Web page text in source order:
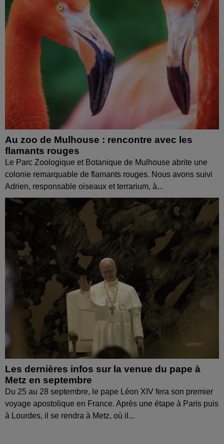
Au zoo de Mulhouse : rencontre avec les
flamants rouges
Le Parc Zoologique et Botanique de Mulhouse abrite une
colonie remarquable de flamants rouges. Nous avons suivi
Adrien, responsable oiseaux et terrarium, à...
Les dernières infos sur la venue du pape à
Metz en septembre
Du 25 au 28 septembre, le pape Léon XIV fera son premier
voyage apostolique en France. Après une étape à Paris puis
à Lourdes, il se rendra à Metz, où il...